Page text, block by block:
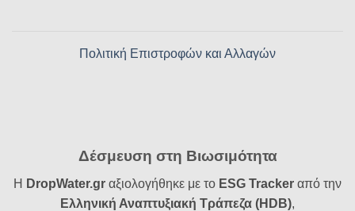
Πολιτική Επιστροφών και Αλλαγών
Δέσμευση στη Βιωσιμότητα
Η DropWater.gr αξιολογήθηκε με το ESG Tracker από την
Ελληνική Αναπτυξιακή Τράπεζα (HDB),